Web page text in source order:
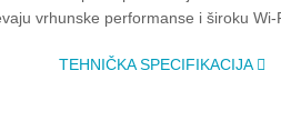
vrhunske performanse i široku Wi-
TEHNIČKA SPECIFIKACIJA